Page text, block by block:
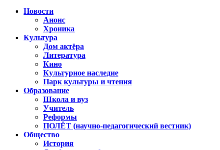
Новости
Анонс
Хроника
Культура
Дом актёра
Литература
Кино
Культурное наследие
Парк культуры и чтения
Образование
Школа и вуз
Учитель
Реформы
ПОЛЁТ (научно-педагогический вестник)
Общество
История